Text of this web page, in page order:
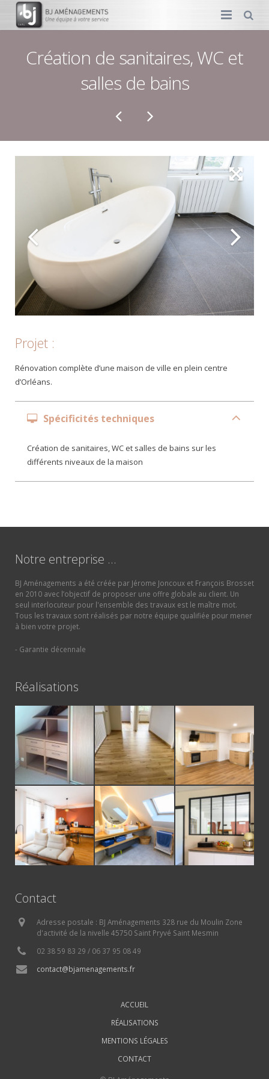
AMÉNAGEMENT
DÉCORATION
PLOMBERIE
Création de sanitaires, WC et
salles de bains
Projet :
Rénovation complète d’une maison de ville en plein centre
d’Orléans.
Spécificités techniques
Création de sanitaires, WC et salles de bains sur les
différents niveaux de la maison
Notre entreprise …
BJ Aménagements a été créée par Jérome Joncoux et François Brosset
en 2010 avec l’objectif de proposer une offre globale au client. Un
seul interlocuteur pour l'ensemble des travaux est le maître mot.
Tous les travaux sont réalisés par notre équipe qualifiée pour mener
à bien votre projet.
- Garantie décennale
Réalisations
Contact
Adresse postale : BJ Aménagements 328 rue du Moulin Zone
d'activité de la nivelle 45750 Saint Pryvé Saint Mesmin
02 38 59 83 29 / 06 37 95 08 49
contact@bjamenagements.fr
ACCUEIL
RÉALISATIONS
MENTIONS LÉGALES
CONTACT